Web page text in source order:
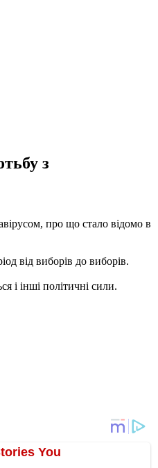
з
про що стало відомо в
від виборів до виборів.
і інші політичні сили.